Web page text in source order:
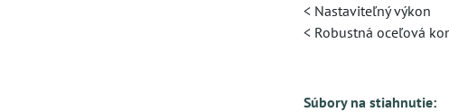
< Nastaviteľný výkon
< Robustná oceľová
Súbory na stiahnutie: